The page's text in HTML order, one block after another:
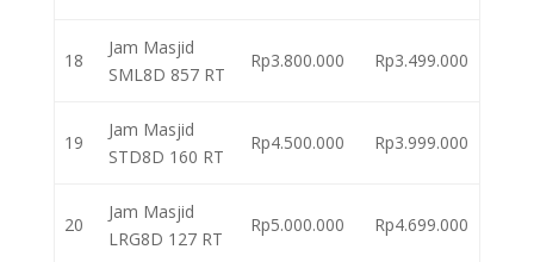
18
Jam Masjid
SML8D 857 RT
Rp3.800.000 Rp3.499.000
19
Jam Masjid
STD8D 160 RT
Rp4.500.000 Rp3.999.000
20
Jam Masjid
LRG8D 127 RT
Rp5.000.000 Rp4.699.000